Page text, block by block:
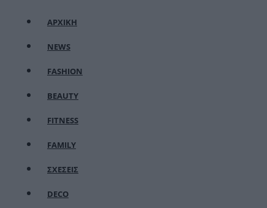
ΑΡΧΙΚΗ
NEWS
FASHION
BEAUTY
FITNESS
FAMILY
ΣΧΕΣΕΙΣ
DECO